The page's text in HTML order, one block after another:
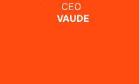
CEO
VAUDE